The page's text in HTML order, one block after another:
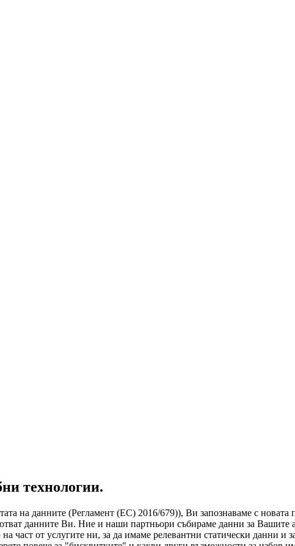
технологии.
на данните (Регламент (ЕС) 2016/679)), Ви запознаваме с
данните Ви. Ние и наши партньори събираме данни за Вашите
част от услугите ни, за да имаме релевантни статически данни и